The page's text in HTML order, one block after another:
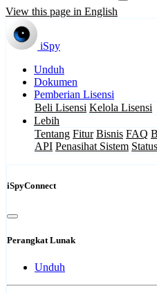
View this page in English
iSpy
Unduh
Dokumen
Pemberian Lisensi
Beli Lisensi Kelola Lisensi
Lebih
Tentang Fitur Bisnis FAQ
API Penasihat Sistem
iSpyConnect
Perangkat Lunak
Unduh